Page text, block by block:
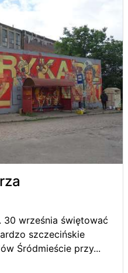
września świętować
szczecińskie
Śródmieście przy...